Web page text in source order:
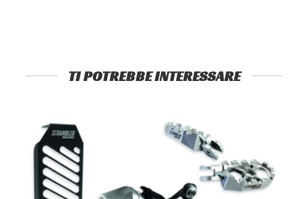
TI POTREBBE INTERESSARE